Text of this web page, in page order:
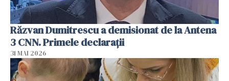
Răzvan Dumitrescu a demisionat de la Antena
3 CNN. Primele declarații
31 MAI 2026